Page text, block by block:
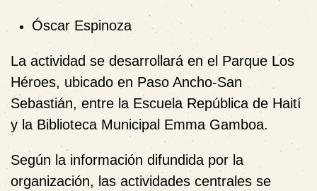
Óscar Espinoza
La actividad se desarrollará en el Parque Los
Héroes, ubicado en Paso Ancho-San
Sebastián, entre la Escuela República de Haití
y la Biblioteca Municipal Emma Gamboa.
Según la información difundida por la
organización, las actividades centrales se